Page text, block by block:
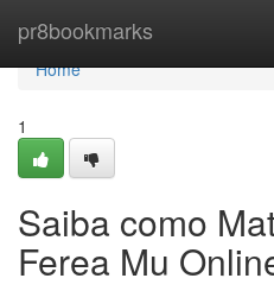
pr8bookmarks
Home
Home
1
Saiba como
Ferea Mu